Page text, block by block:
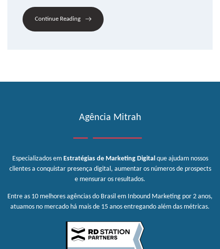
Continue Reading
Agência Mitrah
Especializados em Estratégias de Marketing Digital que ajudam nossos
clientes a conquistar presença digital, aumentar os números de prospects
e mensurar os resultados.
Entre as 10 melhores agências do Brasil em Inbound Marketing por 2 anos,
atuamos no mercado há mais de 15 anos entregando além das métricas.